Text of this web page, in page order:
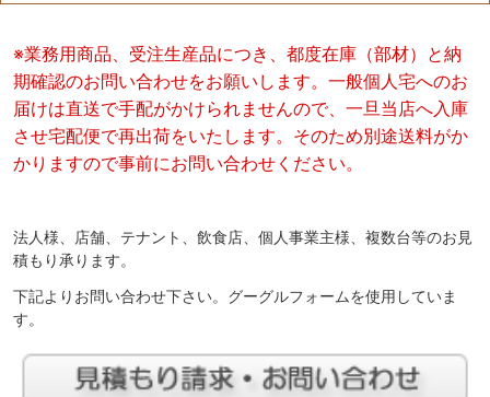
※業務用商品、受注生産品につき、都度在庫（部材）と納
期確認のお問い合わせをお願いします。一般個人宅へのお
届けは直送で手配がかけられませんので、一旦当店へ入庫
させ宅配便で再出荷をいたします。そのため別途送料がか
かりますので事前にお問い合わせください。
法人様、店舗、テナント、飲食店、個人事業主様、複数台等のお見
積もり承ります。
下記よりお問い合わせ下さい。グーグルフォームを使用していま
す。